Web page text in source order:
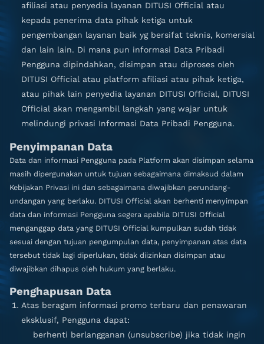
afiliasi atau penyedia layanan DITUSI Official atau
kepada penerima data pihak ketiga untuk
pengembangan layanan baik yg bersifat teknis, komersial
dan lain lain. Di mana pun informasi Data Pribadi
Pengguna dipindahkan, disimpan atau diproses oleh
DITUSI Official atau platform afiliasi atau pihak ketiga,
atau pihak lain penyedia layanan DITUSI Official, DITUSI
Official akan mengambil langkah yang wajar untuk
melindungi privasi Informasi Data Pribadi Pengguna.
Penyimpanan Data
Data dan informasi Pengguna pada Platform akan disimpan selama
masih dipergunakan untuk tujuan sebagaimana dimaksud dalam
Kebijakan Privasi ini dan sebagaimana diwajibkan perundang-
undangan yang berlaku. DITUSI Official akan berhenti menyimpan
data dan informasi Pengguna segera apabila DITUSI Official
menganggap data yang DITUSI Official kumpulkan sudah tidak
sesuai dengan tujuan pengumpulan data, penyimpanan atas data
tersebut tidak lagi diperlukan, tidak diizinkan disimpan atau
diwajibkan dihapus oleh hukum yang berlaku.
Penghapusan Data
Atas beragam informasi promo terbaru dan penawaran
eksklusif, Pengguna dapat:
berhenti berlangganan (unsubscribe) jika tidak ingin